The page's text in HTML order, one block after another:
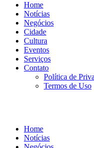
Home
Notícias
Negócios
Cidade
Cultura
Eventos
Serviços
Contato
Política de
Termos de Uso
Home
Notícias